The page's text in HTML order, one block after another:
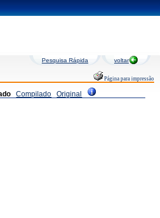
Pesquisa Rápida voltar
Página para impressão
Compilado Original